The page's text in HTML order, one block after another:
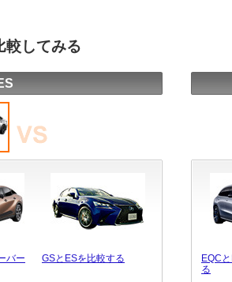
較してみる
バー GSとESを比較する
EQC
る